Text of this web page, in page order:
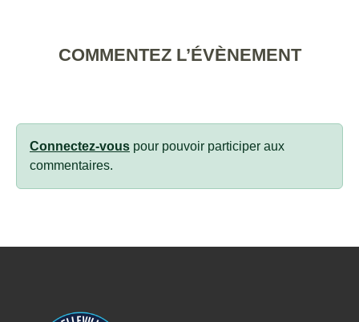
COMMENTEZ L’ÉVÈNEMENT
Connectez-vous pour pouvoir participer aux
commentaires.